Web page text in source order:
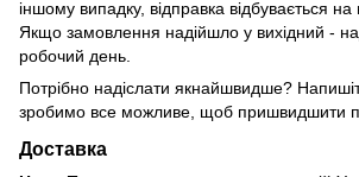
іншому випадку, відправка відбувається
Якщо замовлення надійшло у вихідний -
робочий день.
Потрібно надіслати якнайшвидше?
зробимо все можливе, щоб пришвидшити
Доставка